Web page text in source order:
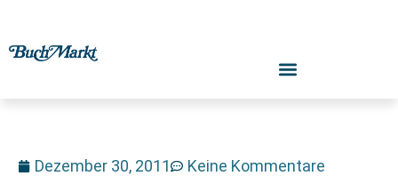
Dezember 30, 2011 Keine Kommentare